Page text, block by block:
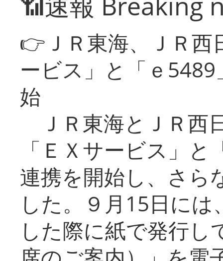
👉ＪＲ東海、ＪＲ
ービス」と「ｅ
始
ＪＲ東海とＪＲ西
「ＥＸサービス」
連携を開始し、さら
した。９月15日に
した際に紙で発行し